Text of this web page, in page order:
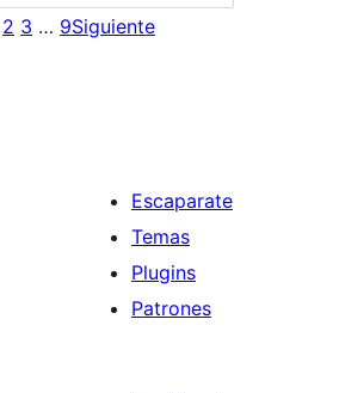
2 3 … 9Siguiente
Escaparate
Temas
Plugins
Patrones